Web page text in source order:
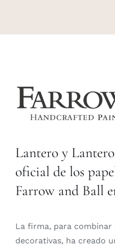
Lantero y
oficial de los
Farrow and Ball
La firma, para combinar
decorativas, ha creado